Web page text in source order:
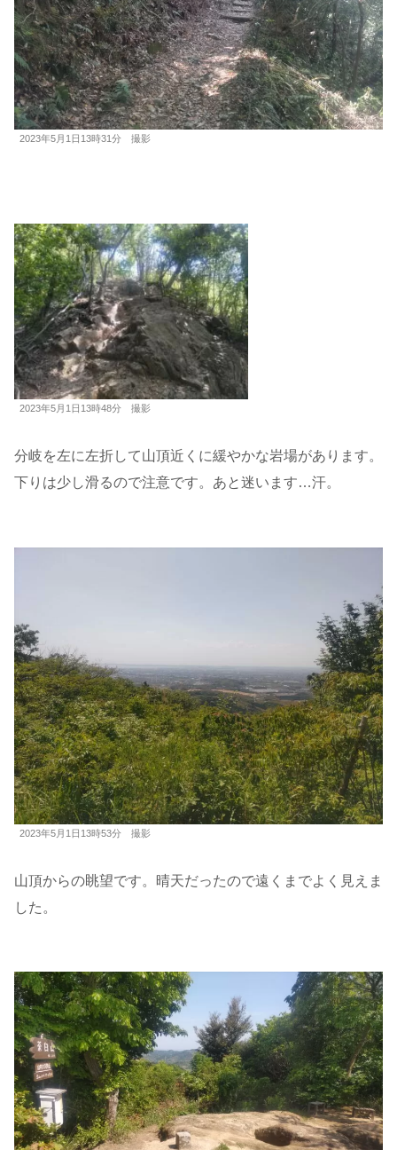
2023年5月1日13時31分 撮影
2023年5月1日13時48分 撮影
分岐を左に左折して山頂近くに緩やかな岩場があります。
下りは少し滑るので注意です。あと迷います…汗。
2023年5月1日13時53分 撮影
山頂からの眺望です。晴天だったので遠くまでよく見えま
した。